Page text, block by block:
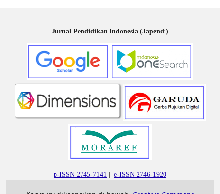
Jurnal Pendidikan Indonesia (Japendi)
p-ISSN 2745-7141 | e-ISSN 2746-1920